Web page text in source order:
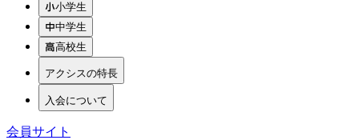
小学生
中学生
高校生
アクシスの特長
入会について
会員サイト